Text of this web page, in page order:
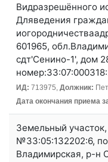
Видразрешённого
Дляведения
601965,
сдт'Сенино-1', дом
ИД: 713975, Должник:
Дата окончания приема
Земельный
№33:05:132202:6,
Владимирская, р-н